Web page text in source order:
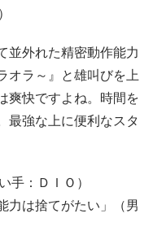
並外れた精密動作能力
オラ～』と雄叫びを上
爽快ですよね。時間を
最強な上に便利なスタ
：ＤＩＯ）
力は捨てがたい」（男